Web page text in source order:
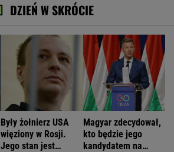
DZIEŃ W SKRÓCIE
Były żołnierz USA
więziony w Rosji.
Jego stan jest
Magyar zdecydował,
kto będzie jego
kandydatem na